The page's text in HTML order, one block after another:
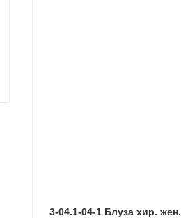
3-04.1-04-1 Блуза хир. жен.